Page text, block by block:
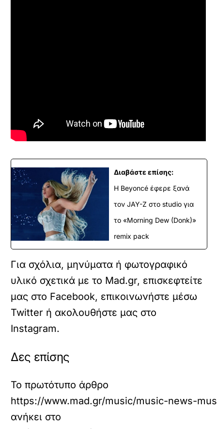
Διαβάστε επίσης:
Η Beyoncé έφερε ξανά
τον JAY-Z στο studio για
το «Morning Dew (Donk)»
remix pack
Για σχόλια, μηνύματα ή φωτογραφικό
υλικό σχετικά με το Mad.gr, επισκεφτείτε
μας στο Facebook, επικοινωνήστε μέσω
Twitter ή ακολουθήστε μας στο
Instagram.
Δες επίσης
Το πρωτότυπο άρθρο
https://www.mad.gr/music/music-news-
ανήκει στο